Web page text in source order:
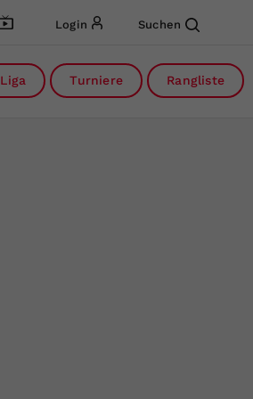
Login Suchen
Liga Turniere Rangliste